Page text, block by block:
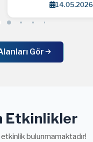
14.05.2026
Gör
Etkinlikler
bulunmamaktadır!